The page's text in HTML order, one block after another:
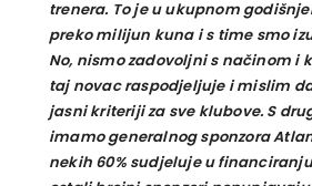
trenera. To je u ukupnom
preko milijun kuna i s time smo
No, nismo zadovoljni s načinom i
taj novac raspodjeljuje i mislim
jasni kriteriji za sve klubove. S
imamo generalnog sponzora
nekih 60% sudjeluje u